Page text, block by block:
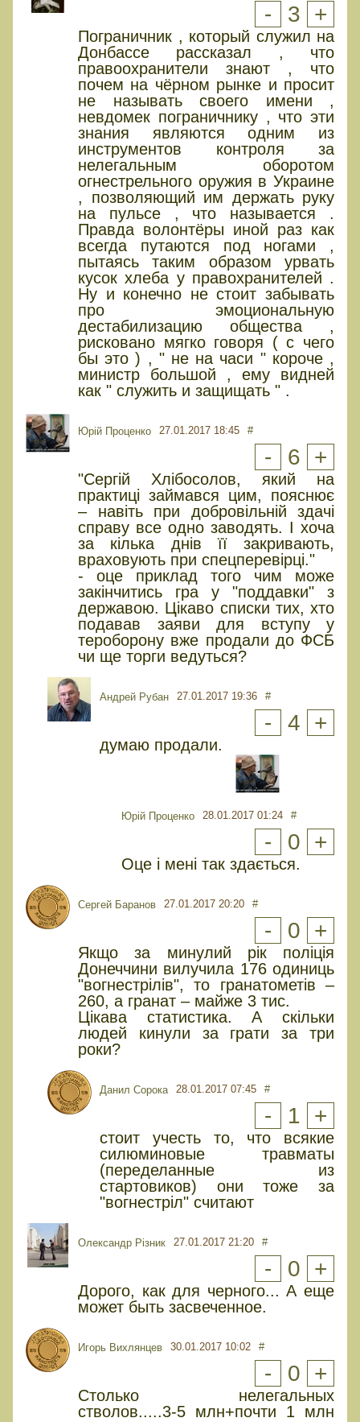
- 3 +
Пограничник , который служил на
Донбассе рассказал , что
правоохранители знают , что
почем на чёрном рынке и просит
не называть своего имени ,
невдомек пограничнику , что эти
знания являются одним из
инструментов контроля за
нелегальным оборотом
огнестрельного оружия в Украине
, позволяющий им держать руку
на пульсе , что называется .
Правда волонтёры иной раз как
всегда путаются под ногами ,
пытаясь таким образом урвать
кусок хлеба у правохранителей .
Ну и конечно не стоит забывать
про эмоциональную
дестабилизацию общества ,
рисковано мягко говоря ( с чего
бы это ) , " не на часи " короче ,
министр большой , ему видней
как " служить и защищать " .
Юрiй Проценко 27.01.2017 18:45 #
- 6 +
"Сергій Хлібосолов, який на
практиці займався цим, пояснює
– навіть при добровільній здачі
справу все одно заводять. І хоча
за кілька днів її закривають,
враховують при спецперевірці."
- оце приклад того чим може
закінчитись гра у "поддавки" з
державою. Цікаво списки тих, хто
подавав заяви для вступу у
тероборону вже продали до ФСБ
чи ще торги ведуться?
Андрей Рубан 27.01.2017 19:36 #
- 4 +
думаю продали.
Юрiй Проценко 28.01.2017 01:24 #
- 0 +
Оце і мені так здається.
Сергей Баранов 27.01.2017 20:20 #
- 0 +
Якщо за минулий рік поліція
Донеччини вилучила 176 одиниць
"вогнестрілів", то гранатометів –
260, а гранат – майже 3 тис.
Цікава статистика. А скільки
людей кинули за грати за три
роки?
Данил Сорока 28.01.2017 07:45 #
- 1 +
стоит учесть то, что всякие
силюминовые травматы
(переделанные из
стартовиков) они тоже за
"вогнестріл" считают
Олександр Різник 27.01.2017 21:20 #
- 0 +
Дорого, как для черного... А еще
может быть засвеченное.
Игорь Вихлянцев 30.01.2017 10:02 #
- 0 +
Столько нелегальных
стволов.....3-5 млн+почти 1 млн